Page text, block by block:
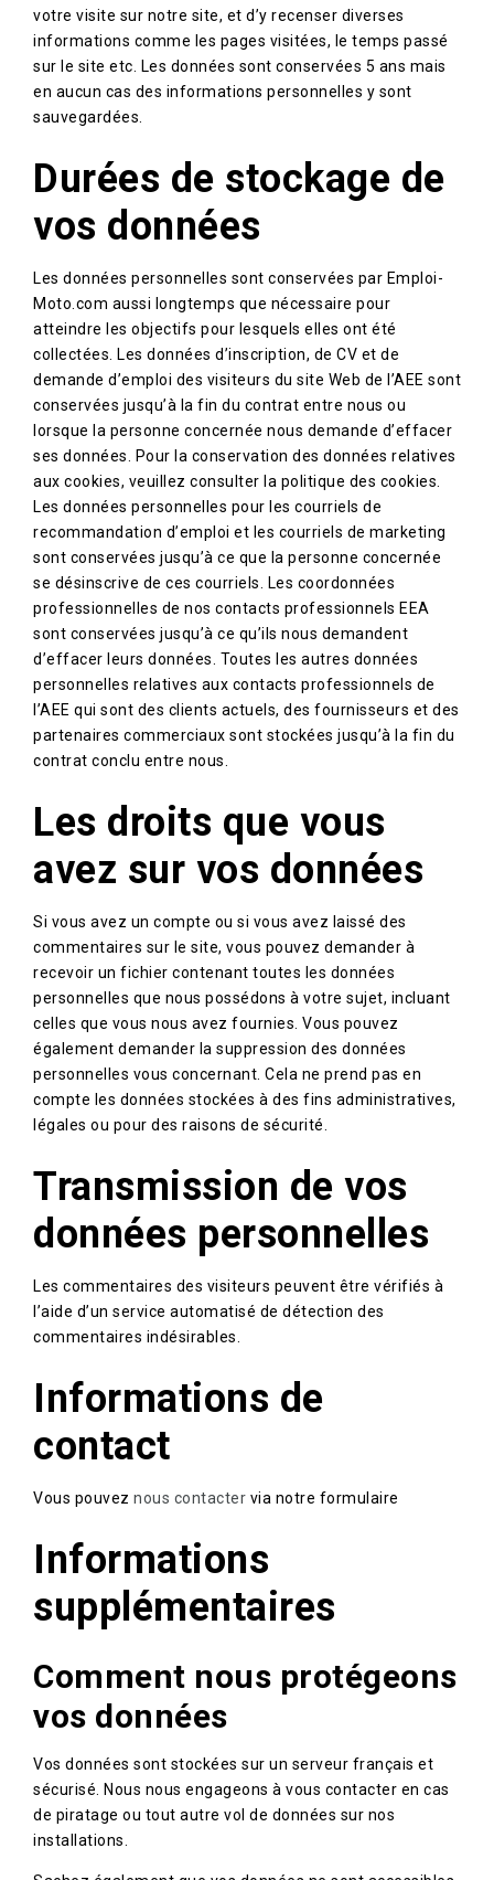
votre visite sur notre site, et d’y recenser diverses
informations comme les pages visitées, le temps passé
sur le site etc. Les données sont conservées 5 ans mais
en aucun cas des informations personnelles y sont
sauvegardées.
Durées de stockage de
vos données
Les données personnelles sont conservées par Emploi-
Moto.com aussi longtemps que nécessaire pour
atteindre les objectifs pour lesquels elles ont été
collectées. Les données d’inscription, de CV et de
demande d’emploi des visiteurs du site Web de l’AEE sont
conservées jusqu’à la fin du contrat entre nous ou
lorsque la personne concernée nous demande d’effacer
ses données. Pour la conservation des données relatives
aux cookies, veuillez consulter la politique des cookies.
Les données personnelles pour les courriels de
recommandation d’emploi et les courriels de marketing
sont conservées jusqu’à ce que la personne concernée
se désinscrive de ces courriels. Les coordonnées
professionnelles de nos contacts professionnels EEA
sont conservées jusqu’à ce qu’ils nous demandent
d’effacer leurs données. Toutes les autres données
personnelles relatives aux contacts professionnels de
l’AEE qui sont des clients actuels, des fournisseurs et des
partenaires commerciaux sont stockées jusqu’à la fin du
contrat conclu entre nous.
Les droits que vous
avez sur vos données
Si vous avez un compte ou si vous avez laissé des
commentaires sur le site, vous pouvez demander à
recevoir un fichier contenant toutes les données
personnelles que nous possédons à votre sujet, incluant
celles que vous nous avez fournies. Vous pouvez
également demander la suppression des données
personnelles vous concernant. Cela ne prend pas en
compte les données stockées à des fins administratives,
légales ou pour des raisons de sécurité.
Transmission de vos
données personnelles
Les commentaires des visiteurs peuvent être vérifiés à
l’aide d’un service automatisé de détection des
commentaires indésirables.
Informations de
contact
Vous pouvez nous contacter via notre formulaire
Informations
supplémentaires
Comment nous protégeons
vos données
Vos données sont stockées sur un serveur français et
sécurisé. Nous nous engageons à vous contacter en cas
de piratage ou tout autre vol de données sur nos
installations.